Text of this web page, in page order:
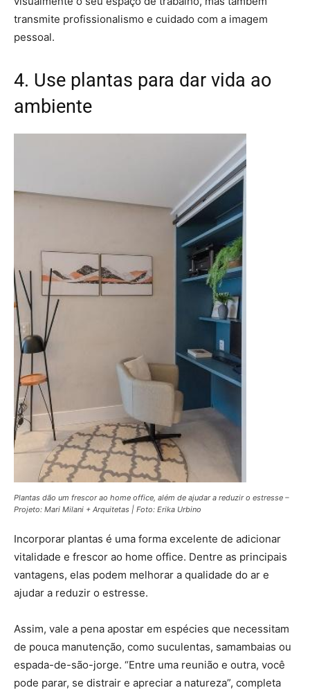
transmite profissionalismo e cuidado com a imagem
pessoal.
4. Use plantas para dar vida ao
ambiente
Plantas dão um frescor ao home office, além de ajudar a reduzir o estresse –
Projeto: Mari Milani + Arquitetas | Foto: Erika Urbino
Incorporar plantas é uma forma excelente de adicionar
vitalidade e frescor ao home office. Dentre as principais
vantagens, elas podem melhorar a qualidade do ar e
ajudar a reduzir o estresse.
Assim, vale a pena apostar em espécies que necessitam
de pouca manutenção, como suculentas, samambaias ou
espada-de-são-jorge. “Entre uma reunião e outra, você
pode parar, se distrair e apreciar a natureza”, completa